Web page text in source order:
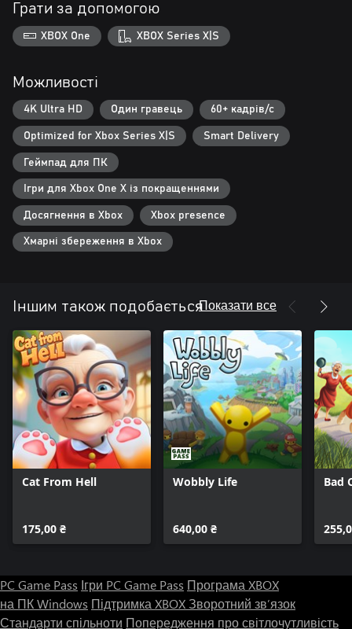
Грати за допомогою
XBOX One XBOX Series X|S
Можливості
4K Ultra HD Один гравець 60+ кадрів/с
Optimized for Xbox Series X|S Smart Delivery
Геймпад для ПК
Ігри для Xbox One X із покращеннями
Досягнення в Xbox Xbox presence
Хмарні збереження в Xbox
Іншим також подобаєтьсяПоказати все
Cat From Hell
175,00 ₴
Wobbly Life
640,00 ₴
Bad
PC Game Pass Ігри PC Game Pass Програма XBOX
на ПК Windows Підтримка XBOXЗворотний зв’язок
Стандарти спільноти Попередження про світлочутливість